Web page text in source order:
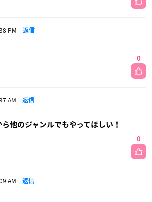
PM 返信
0
AM 返信
他のジャンルでもやってほしい！
0
AM 返信